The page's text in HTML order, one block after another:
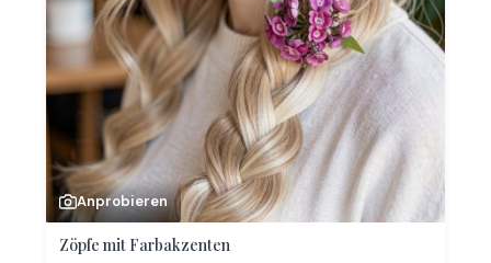
Anprobieren
Zöpfe mit Farbakzenten